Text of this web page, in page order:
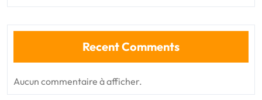
Recent Comments
Aucun commentaire à afficher.